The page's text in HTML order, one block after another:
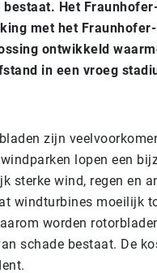
bestaat. Het
met het
ontwikkeld
in een vroeg
zijn
lopen een
sterke wind, regen en
windturbines moeilijk
worden
schade bestaat. De